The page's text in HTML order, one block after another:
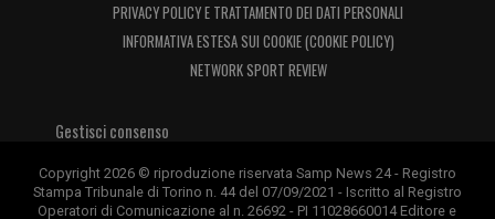
PRIVACY POLICY E TRATTAMENTO DEI DATI PERSONALI
INFORMATIVA ESTESA SUI COOKIE (COOKIE POLICY)
NETWORK SPORT REVIEW
Gestisci consenso
Copyright 2026 © riproduzione riservata Samp News 24 - Registro
Stampa Tribunale di Torino n. 44 del 07/09/2021 - Iscritto al Registro
Operatori di Comunicazione al n. 26692 - PI 11028660014 Editore e